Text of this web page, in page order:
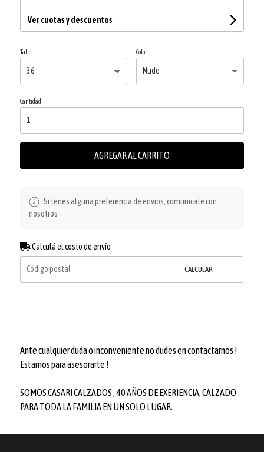
Ver cuotas y descuentos
Talle Color
Cantidad
AGREGAR AL CARRITO
Si tenes alguna preferencia de envios, comunicate con
nosotros
Calculá el costo de envío
CALCULAR
Ante cualquier duda o inconveniente no dudes en contactarnos !
Estamos para asesorarte !
SOMOS CASARI CALZADOS , 40 AÑOS DE EXERIENCIA, CALZADO
PARA TODA LA FAMILIA EN UN SOLO LUGAR.